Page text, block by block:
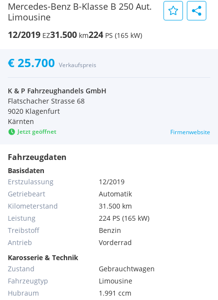
Mercedes-Benz B-Klasse B 250 Aut.
Limousine
12/2019 EZ31.500 km224 PS (165 kW)
€ 25.700 Verkaufspreis
K & P Fahrzeughandels GmbH
Flatschacher Strasse 68
9020 Klagenfurt
Kärnten
Jetzt geöffnet Firmenwebsite
Fahrzeugdaten
Basisdaten
Erstzulassung
12/2019
Getriebeart
Automatik
Kilometerstand
31.500 km
Leistung
224 PS (165 kW)
Treibstoff
Benzin
Antrieb
Vorderrad
Karosserie & Technik
Zustand
Gebrauchtwagen
Fahrzeugtyp
Limousine
Hubraum
1.991 ccm